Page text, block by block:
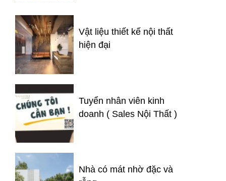
Vật liệu thiết kế nội thất
hiện đại
Tuyển nhân viên kinh
doanh ( Sales Nội Thất )
Nhà có mát nhờ đặc và